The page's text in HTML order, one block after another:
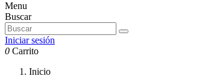
Menu
Buscar
Iniciar sesión
0 Carrito
Inicio